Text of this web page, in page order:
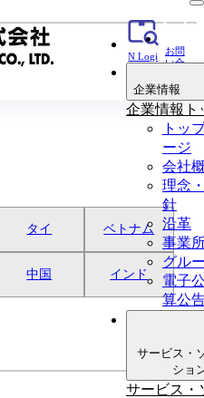
企業情報
企業情報ト
トッ
ージ
会社
理念
針
沿革
事業
グル
電子
算公
サービス・
ショ
サービス・
N Logi
お問
い合
タイ ベトナム
中国 インド